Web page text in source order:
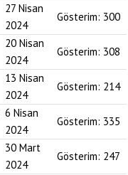
27 Nisan
2024
Gösterim: 300
20 Nisan
2024
Gösterim: 308
13 Nisan
2024
Gösterim: 214
6 Nisan
2024
Gösterim: 335
30 Mart
2024
Gösterim: 247